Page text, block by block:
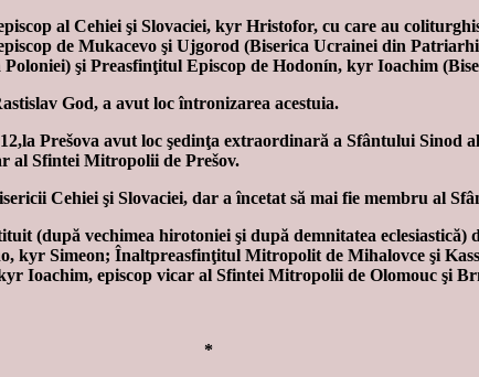
al Cehiei şi Slovaciei, kyr Hristofor, cu care au
de Mukacevo şi Ujgorod (Biserica Ucrainei din
şi Preasfinţitul Episcop de Hodonín, kyr Ioachim
God, a avut loc întronizarea acestuia.
Prešova avut loc şedinţa extraordinară a Sfântului Sinod
al Sfintei Mitropolii de Prešov.
Cehiei şi Slovaciei, dar a încetat să mai fie membru al
(după vechimea hirotoniei şi după demnitatea
Simeon; Înaltpreasfinţitul Mitropolit de Mihalovce şi
Ioachim, episcop vicar al Sfintei Mitropolii de Olomouc şi
*